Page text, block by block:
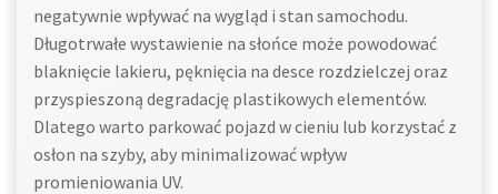
negatywnie wpływać na wygląd i stan samochodu.
Długotrwałe wystawienie na słońce może powodować
blaknięcie lakieru, pęknięcia na desce rozdzielczej oraz
przyspieszoną degradację plastikowych elementów.
Dlatego warto parkować pojazd w cieniu lub korzystać z
osłon na szyby, aby minimalizować wpływ
promieniowania UV.